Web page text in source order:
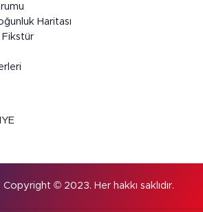
Haritası
Fikstür
Copyright © 2023. Her hakkı saklıdır.